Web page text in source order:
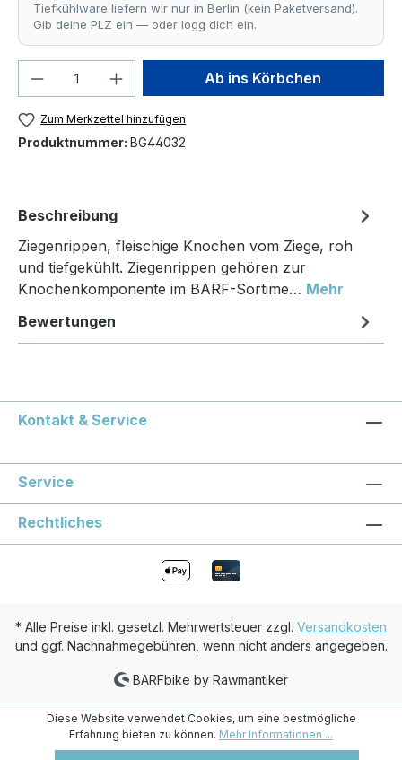
Tiefkühlware liefern wir nur in Berlin (kein Paketversand).
Gib deine PLZ ein — oder logg dich ein.
Produkt Anzahl: Gib denAb ins Körbchen
Zum Merkzettel hinzufügen
Produktnummer: BG44032
Beschreibung
Ziegenrippen, fleischige Knochen vom Ziege, roh
und tiefgekühlt. Ziegenrippen gehören zur
Knochenkomponente im BARF-Sortime… Mehr
Bewertungen
Kontakt & Service
Service
Rechtliches
* Alle Preise inkl. gesetzl. Mehrwertsteuer zzgl. Versandkosten
und ggf. Nachnahmegebühren, wenn nicht anders angegeben.
BARFbike by Rawmantiker
Diese Website verwendet Cookies, um eine bestmögliche
Erfahrung bieten zu können. Mehr Informationen ...